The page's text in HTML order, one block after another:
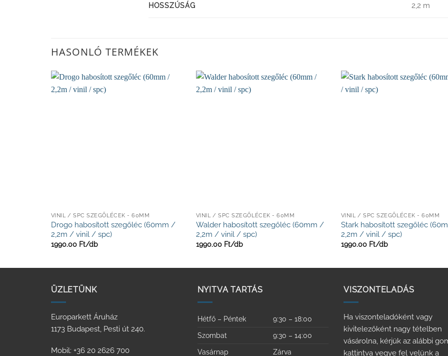
HOSSZÚSÁG 2,2 m
HASONLÓ TERMÉKEK
VINIL / SPC SZEGŐLÉCEK - 60MM
Drogo habosított szegőléc (60mm /
2,2m / vinil / spc)
1990.00 Ft/db
VINIL / SPC SZEGŐLÉCEK - 60MM
Walder habosított szegőléc (60mm /
2,2m / vinil / spc)
1990.00 Ft/db
VINIL / SPC SZEGŐLÉCEK - 60MM
Stark habosított szegőléc
2,2m / vinil / spc)
1990.00 Ft/db
ÜZLETÜNK
Europarkett Áruház
1173 Budapest, Pesti út 240.
Mobil: +36 20 2626 700
NYITVA TARTÁS
Hétfő – Péntek
9:30 – 18:00
Szombat
9:30 – 14:00
Vasárnap
Zárva
VISZONTELADÁS
Ha viszonteladóként vagy
kivitelezőként nagy tételben
vásárolna, kérjük az alábbi
kattintva vegye fel velünk a